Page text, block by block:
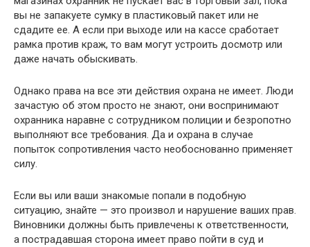
вы не запакуете сумку в пластиковый пакет или не
сдадите ее. А если при выходе или на кассе сработает
рамка против краж, то вам могут устроить досмотр или
даже начать обыскивать.
Однако права на все эти действия охрана не имеет. Люди
зачастую об этом просто не знают, они воспринимают
охранника наравне с сотрудником полиции и безропотно
выполняют все требования. Да и охрана в случае
попыток сопротивления часто необоснованно применяет
силу.
Если вы или ваши знакомые попали в подобную
ситуацию, знайте — это произвол и нарушение ваших прав.
Виновники должны быть привлечены к ответственности,
а пострадавшая сторона имеет право пойти в суд и